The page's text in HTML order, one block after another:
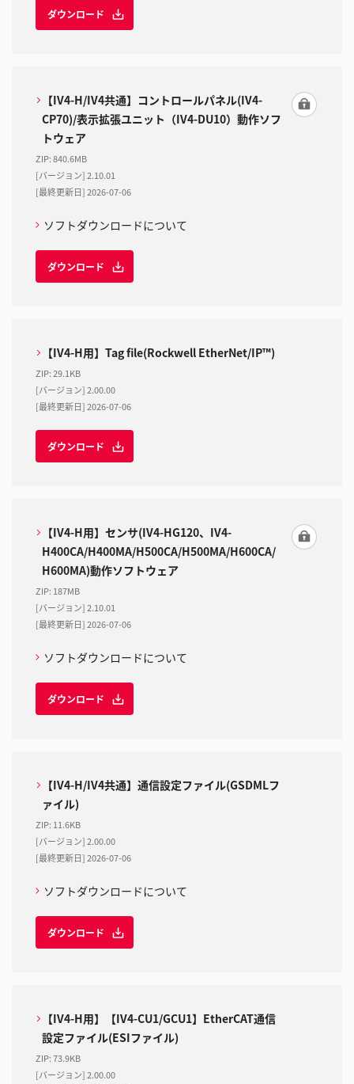
ダウンロード
【IV4-H/IV4共通】コントロールパネル(IV4-
CP70)/表示拡張ユニット（IV4-DU10）動作ソフ
トウェア
ZIP:840.6MB
[バージョン] 2.10.01
[最終更新日] 2026-07-06
ソフトダウンロードについて
ダウンロード
【IV4-H用】Tag file(Rockwell EtherNet/IP™)
ZIP:29.1KB
[バージョン] 2.00.00
[最終更新日] 2026-07-06
ダウンロード
【IV4-H用】センサ(IV4-HG120、IV4-
H400CA/H400MA/H500CA/H500MA/H600CA/
H600MA)動作ソフトウェア
ZIP: 187MB
[バージョン] 2.10.01
[最終更新日] 2026-07-06
ソフトダウンロードについて
ダウンロード
【IV4-H/IV4共通】通信設定ファイル(GSDMLフ
ァイル)
ZIP: 11.6KB
[バージョン] 2.00.00
[最終更新日] 2026-07-06
ソフトダウンロードについて
ダウンロード
【IV4-H用】【IV4-CU1/GCU1】EtherCAT通信
設定ファイル(ESIファイル)
ZIP:73.9KB
[バージョン] 2.00.00